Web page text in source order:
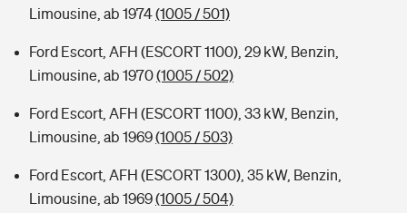
Limousine, ab 1974(1005 / 501)
Ford Escort, AFH (ESCORT 1100), 29 kW, Benzin,
Limousine, ab 1970(1005 / 502)
Ford Escort, AFH (ESCORT 1100), 33 kW, Benzin,
Limousine, ab 1969(1005 / 503)
Ford Escort, AFH (ESCORT 1300), 35 kW, Benzin,
Limousine, ab 1969(1005 / 504)